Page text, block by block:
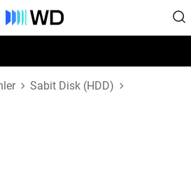
Sabit Disk (HDD)